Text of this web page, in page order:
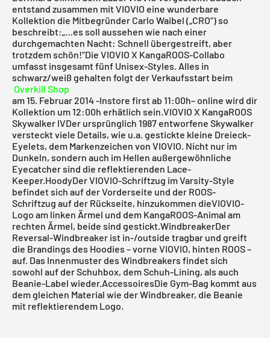
entstand zusammen mit VIOVIO eine wunderbare
Kollektion die Mitbegründer Carlo Waibel („CRO“) so
beschreibt:„…es soll aussehen wie nach einer
durchgemachten Nacht: Schnell übergestreift, aber
trotzdem schön!“Die VIOVIO X KangaROOS-Collabo
umfasst insgesamt fünf Unisex-Styles. Alles in
schwarz/weiß gehalten folgt der Verkaufsstart beim
Overkill Shop
am 15. Februar 2014 -Instore first ab 11:00h– online wird dir
Kollektion um 12:00h erhätlich sein.VIOVIO X KangaROOS
Skywalker IVDer ursprünglich 1987 entworfene Skywalker
versteckt viele Details, wie u.a. gestickte kleine Dreieck-
Eyelets, dem Markenzeichen von VIOVIO. Nicht nur im
Dunkeln, sondern auch im Hellen außergewöhnliche
Eyecatcher sind die reflektierenden Lace-
Keeper.HoodyDer VIOVIO-Schriftzug im Varsity-Style
befindet sich auf der Vorderseite und der ROOS-
Schriftzug auf der Rückseite, hinzukommen dieVIOVIO-
Logo am linken Ärmel und dem KangaROOS-Animal am
rechten Ärmel, beide sind gestickt.WindbreakerDer
Reversal-Windbreaker ist in-/outside tragbar und greift
die Brandings des Hoodies – vorne VIOVIO, hinten ROOS –
auf. Das Innenmuster des Windbreakers findet sich
sowohl auf der Schuhbox, dem Schuh-Lining, als auch
Beanie-Label wieder.AccessoiresDie Gym-Bag kommt aus
dem gleichen Material wie der Windbreaker, die Beanie
mit reflektierendem Logo.